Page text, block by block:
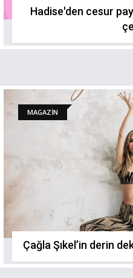
Hadise'den cesur
MAGAZİN
Çağla Şıkel’in derin